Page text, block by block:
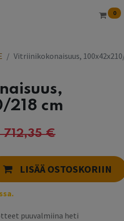
0
Vitriinikokonaisuus,
218 cm
712,35€
LISÄÄ OSTOSKORIIN
puuvalmiina heti